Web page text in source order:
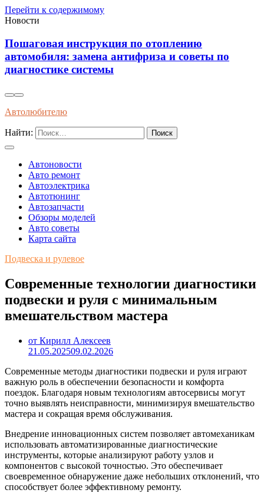
Перейти к содержимому
Новости
Пошаговая инструкция по отоплению
автомобиля: замена антифриза и советы по
диагностике системы
Автолюбителю
Найти:
Автоновости
Авто ремонт
Автоэлектрика
Автотюнинг
Автозапчасти
Обзоры моделей
Авто советы
Карта сайта
Подвеска и рулевое
Современные технологии диагностики
подвески и руля с минимальным
вмешательством мастера
от Кирилл Алексеев
21.05.202509.02.2026
Современные методы диагностики подвески и руля играют
важную роль в обеспечении безопасности и комфорта
поездок. Благодаря новым технологиям автосервисы могут
точно выявлять неисправности, минимизируя вмешательство
мастера и сокращая время обслуживания.
Внедрение инновационных систем позволяет автомеханикам
использовать автоматизированные диагностические
инструменты, которые анализируют работу узлов и
компонентов с высокой точностью. Это обеспечивает
своевременное обнаружение даже небольших отклонений, что
способствует более эффективному ремонту.